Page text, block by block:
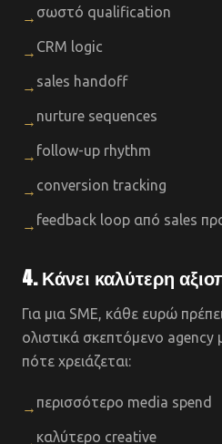
→ σωστό qualification
→ CRM logic
→ sales handoff
→ nurture sequences
→ follow-up rhythm
→ conversion tracking
→ feedback loop από sales
4. Κάνει καλύτερη
Για μια SME, κάθε ευρώ
ολιστικά σκεπτόμενο agency
πότε χρειάζεται:
→ περισσότερο media spend
καλύτερο creative